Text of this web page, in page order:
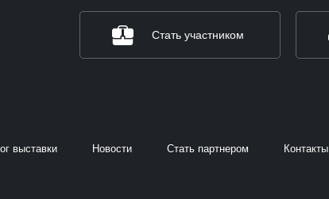
Стать участником
выставки Новости Стать партнером Контакты